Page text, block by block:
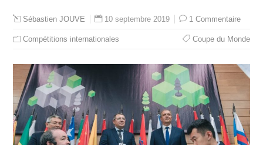
Sébastien JOUVE 10 septembre 2019 1 Commentaire
Compétitions internationales Coupe du Monde